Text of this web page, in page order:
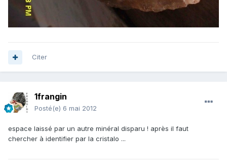
Citer
1frangin
Posté(e) 6 mai 2012
espace laissé par un autre minéral disparu ! après il faut
chercher à identifier par la cristalo ...